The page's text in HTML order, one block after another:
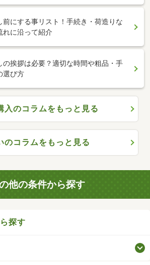
前にする事リスト！手続き・荷造りな
れに沿って紹介
の挨拶は必要？適切な時間や粗品・手
選び方
入のコラムをもっと見る
のコラムをもっと見る
他の条件から探す
探す